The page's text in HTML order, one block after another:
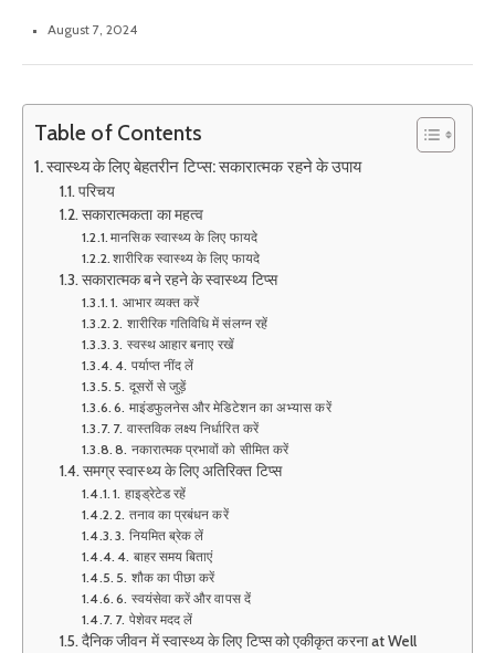
August 7, 2024
Table of Contents
स्वास्थ्य के लिए बेहतरीन टिप्स: सकारात्मक रहने के उपाय
परिचय
सकारात्मकता का महत्व
मानसिक स्वास्थ्य के लिए फायदे
शारीरिक स्वास्थ्य के लिए फायदे
सकारात्मक बने रहने के स्वास्थ्य टिप्स
1. आभार व्यक्त करें
2. शारीरिक गतिविधि में संलग्न रहें
3. स्वस्थ आहार बनाए रखें
4. पर्याप्त नींद लें
5. दूसरों से जुड़ें
6. माइंडफुलनेस और मेडिटेशन का अभ्यास करें
7. वास्तविक लक्ष्य निर्धारित करें
8. नकारात्मक प्रभावों को सीमित करें
समग्र स्वास्थ्य के लिए अतिरिक्त टिप्स
1. हाइड्रेटेड रहें
2. तनाव का प्रबंधन करें
3. नियमित ब्रेक लें
4. बाहर समय बिताएं
5. शौक का पीछा करें
6. स्वयंसेवा करें और वापस दें
7. पेशेवर मदद लें
दैनिक जीवन में स्वास्थ्य के लिए टिप्स को एकीकृत करना at Well